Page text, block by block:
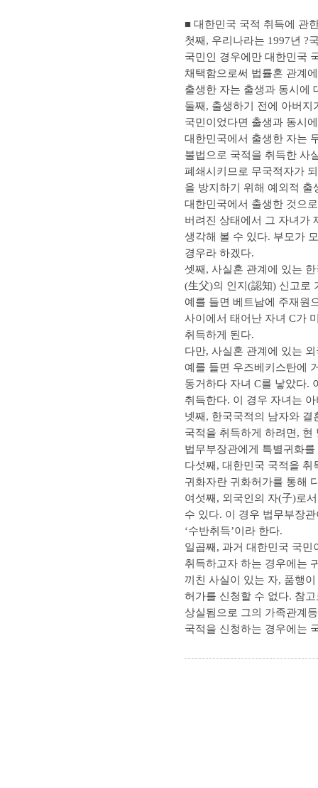
■ 대한민국 국적 취득에 관
첫째, 우리나라는 1997년 ?
국민인 경우에만 대한민국
채택함으로써 법률혼 관계
출생한 자는 출생과 동시에
둘째, 출생하기 전에 아버
국민이었다면 출생과 동시
대한민국에서 출생한 자는
불법으로 국적을 취득한 사
폐쇄시키므로 무국적자가
을 방지하기 위해 예외적
대한민국에서 출생한 것으
버려진 상태에서 그 자녀가
생각해 볼 수 있다. 부모가
경우라 하겠다.
셋째, 사실혼 관계에 있는
(生父)의 인지(認知) 신고로
예를 들면 베트남에 주재원
사이에서 태어난 자녀 C가
취득하게 된다.
다만, 사실혼 관계에 있는
예를 들면 우즈베키스탄에
동거하다 자녀 C를 낳았다.
취득한다. 이 경우 자녀는
넷째, 한국국적의 남자와
국적을 취득하게 하려면,
법무부장관에게 특별귀화
다섯째, 대한민국 국적을
귀화자란 귀화허가를 통해
여섯째, 외국인의 자(子)로
수 있다. 이 경우 법무부장
‘수반취득’이라 한다.
일곱째, 과거 대한민국 국
취득하고자 하는 경우에는
끼친 사실이 있는 자, 품행
허가를 신청할 수 없다. 참
상실됨으로 그의 가족관계
국적을 신청하는 경우에는